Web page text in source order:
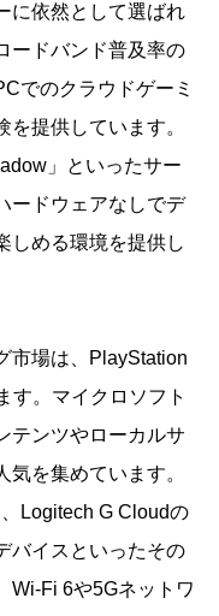
に依然として選ばれ
ードバンド普及率の
でのクラウドゲーミ
提供しています。
」といったサー
ードウェアなしでデ
しめる環境を提供し
市場は、PlayStation
す。マイクロソフト
テンツやローカルサ
を集めています。
Logitech G Cloudの
バイスといったその
Wi-Fi 6や5Gネットワ